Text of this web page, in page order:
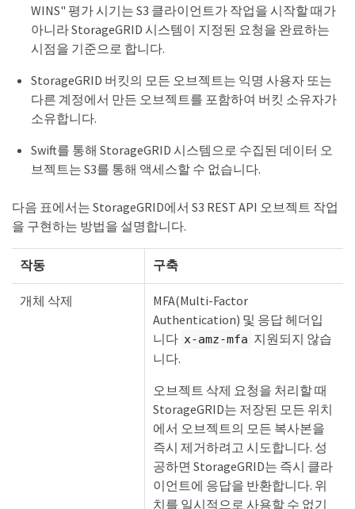
WINS" 평가 시기는 S3 클라이언트가 작업을 시작할 때가
아니라 StorageGRID 시스템이 지정된 요청을 완료하는
시점을 기준으로 합니다.
StorageGRID 버킷의 모든 오브젝트는 익명 사용자 또는
다른 계정에서 만든 오브젝트를 포함하여 버킷 소유자가
소유합니다.
Swift를 통해 StorageGRID 시스템으로 수집된 데이터 오
브젝트는 S3를 통해 액세스할 수 없습니다.
다음 표에서는 StorageGRID에서 S3 REST API 오브젝트 작업
을 구현하는 방법을 설명합니다.
작동 구축
개체 삭제
MFA(Multi-Factor
Authentication) 및 응답 헤더입
니다 x-amz-mfa 지원되지 않습
니다.
오브젝트 삭제 요청을 처리할 때
StorageGRID는 저장된 모든 위치
에서 오브젝트의 모든 복사본을
즉시 제거하려고 시도합니다. 성
공하면 StorageGRID는 즉시 클라
이언트에 응답을 반환합니다. 위
치를 일시적으로 사용할 수 없기